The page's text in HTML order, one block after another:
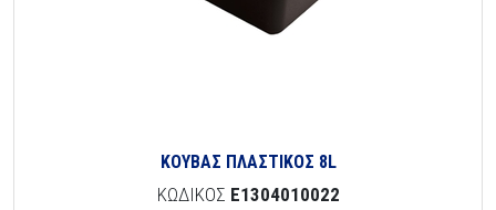
ΚΟΥΒΑΣ ΠΛΑΣΤΙΚΟΣ 8L
ΚΩΔΙΚΟΣ E1304010022